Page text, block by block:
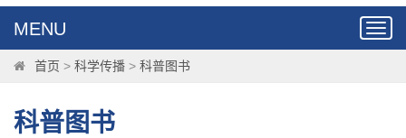
MENU
首页 > 科学传播 > 科普图书
科普图书